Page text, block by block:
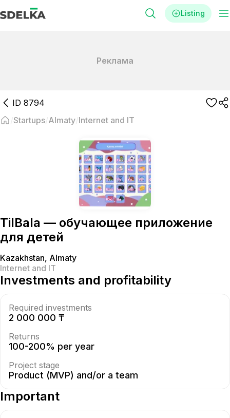
Listing
Реклама
ID 8794
Startups Almaty Internet and IT
TilBala — обучающее приложение
для детей
Kazakhstan, Almaty
Internet and IT
Investments and profitability
Required investments
2 000 000 ₸
Returns
100-200% per year
Project stage
Product (MVP) and/or a team
Important